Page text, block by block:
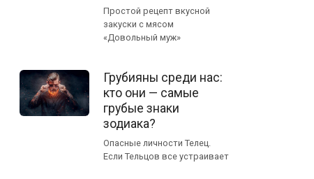
Простой рецепт вкусной
закуски с мясом
«Довольный муж»
Грубияны среди нас:
кто они — самые
грубые знаки
зодиака?
Опасные личности Телец.
Если Тельцов все устраивает